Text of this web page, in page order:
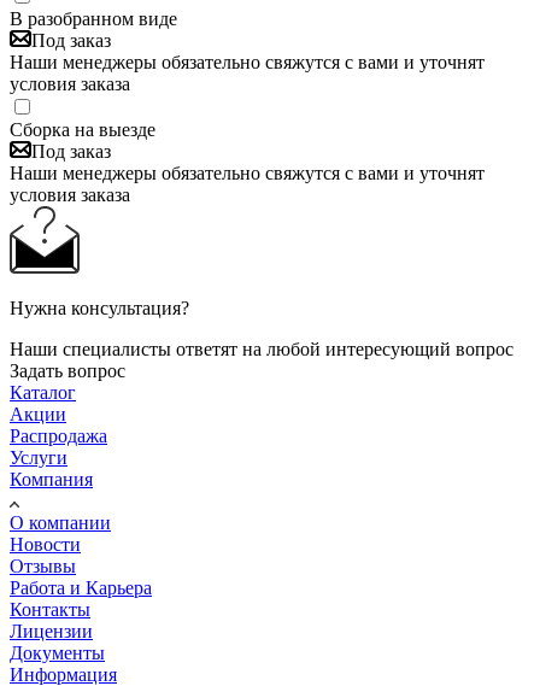
В разобранном виде
Под заказ
Наши менеджеры обязательно свяжутся с вами и уточнят
условия заказа
Сборка на выезде
Под заказ
Наши менеджеры обязательно свяжутся с вами и уточнят
условия заказа
Нужна консультация?
Наши специалисты ответят на любой интересующий вопрос
Задать вопрос
Каталог
Акции
Распродажа
Услуги
Компания
О компании
Новости
Отзывы
Работа и Карьера
Контакты
Лицензии
Документы
Информация